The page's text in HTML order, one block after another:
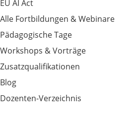
EU AI Act
Alle Fortbildungen & Webinare
Pädagogische Tage
Workshops & Vorträge
Zusatzqualifikationen
Blog
Dozenten-Verzeichnis